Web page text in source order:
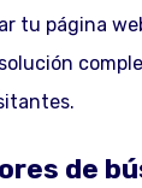
tu página
de